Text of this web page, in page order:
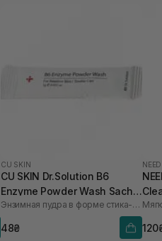
CU SKIN
CU SKIN Dr.Solution B6
Enzyme Powder Wash Sachet
для проблемної та жирної
шкіри 1шт* 1 г
Энзимная пудра в форме стика-саше с пиридоксином и каламином
48₴